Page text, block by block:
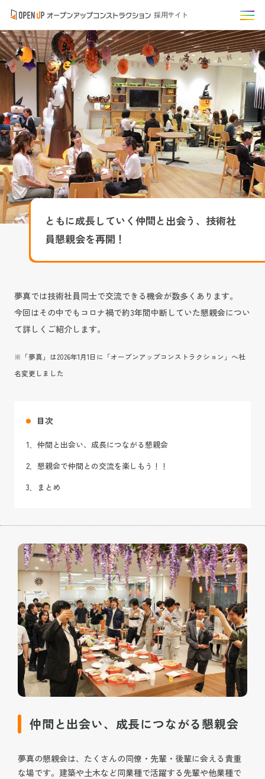
採用サイト
ともに成長していく仲間と出会う、技術社
員懇親会を再開！
夢真では技術社員同士で交流できる機会が数多くあります。
今回はその中でもコロナ禍で約3年間中断していた懇親会につい
て詳しくご紹介します。
※「夢真」は2026年1月1日に「オープンアップコンストラクション」へ社
名変更しました
目次
1．仲間と出会い、成長につながる懇親会
2．懇親会で仲間との交流を楽しもう！！
3．まとめ
仲間と出会い、成長につながる懇親会
夢真の懇親会は、たくさんの同僚・先輩・後輩に会える貴重
な場です。建築や土木など同業種で活躍する先輩や他業種で